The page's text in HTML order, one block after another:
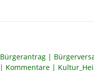
Bürgerantrag
Kommentare